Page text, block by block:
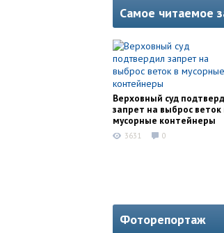
Самое читаемое
Верховный суд
запрет на выброс веток
мусорные контейнеры
3631 0
Фоторепортаж